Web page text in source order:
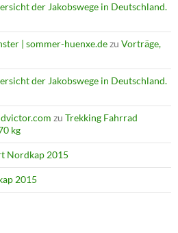
der Jakobswege in Deutschland.
| sommer-huenxe.dezu Vorträge,
der Jakobswege in Deutschland.
zu Trekking Fahrrad
kg
Nordkap 2015
2015